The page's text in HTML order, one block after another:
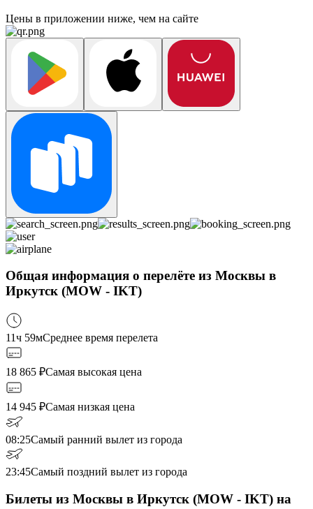
Цены в приложении ниже, чем на сайте
Общая информация о перелёте из Москвы в
Иркутск (MOW - IKT)
11ч 59мСреднее время перелета
18 865 ₽Самая высокая цена
14 945 ₽Самая низкая цена
08:25Самый ранний вылет из города
23:45Самый поздний вылет из города
Билеты из Москвы в Иркутск (MOW - IKT) на